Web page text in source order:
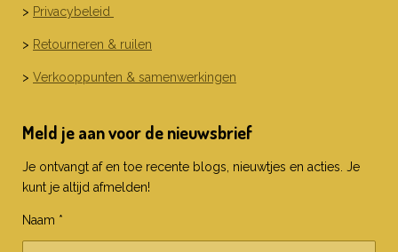
> Privacybeleid
> Retourneren & ruilen
> Verkooppunten & samenwerkingen
Meld je aan voor de nieuwsbrief
Je ontvangt af en toe recente blogs, nieuwtjes en acties. Je
kunt je altijd afmelden!
Naam *